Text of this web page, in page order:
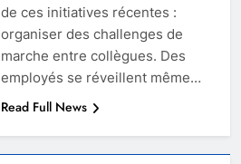
de ces initiatives récentes :
organiser des challenges de
marche entre collègues. Des
employés se réveillent même…
Read Full News